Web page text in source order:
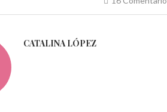
CATALINA LÓPEZ